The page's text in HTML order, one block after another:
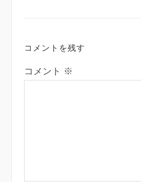
コメントを残す
コメント ※